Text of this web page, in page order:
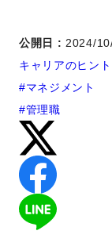
公開日 : 2024/
キャリアのヒント
#マネジメント
#管理職